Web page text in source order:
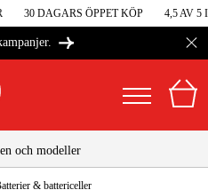
30 DAGARS ÖPPET KÖP 4,5 AV 5 I
& battericeller